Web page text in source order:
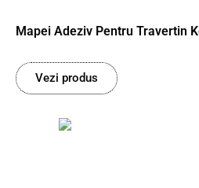
Mapei Adeziv Pentru Travertin
Vezi produs